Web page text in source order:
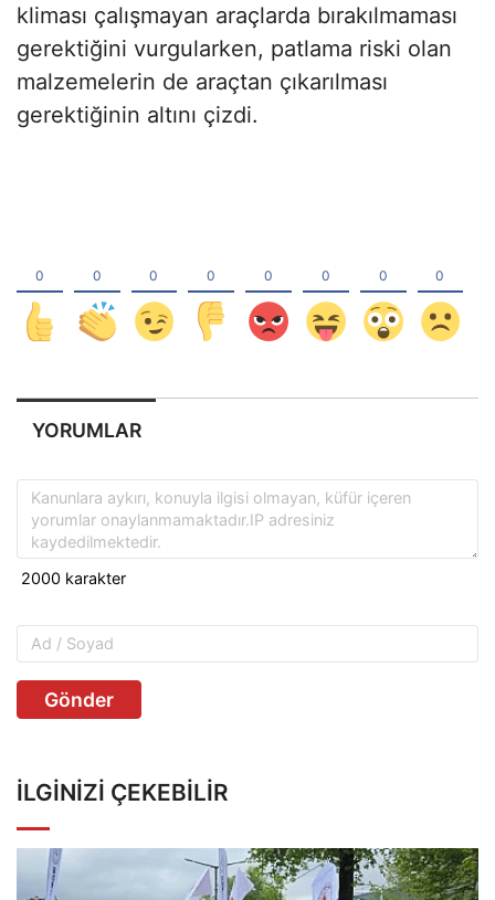
kliması çalışmayan araçlarda bırakılmaması
gerektiğini vurgularken, patlama riski olan
malzemelerin de araçtan çıkarılması
gerektiğinin altını çizdi.
YORUMLAR
Gönder
İLGINIZI ÇEKEBILIR